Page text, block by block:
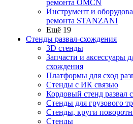
ремонта OMCN
Инструмент и
ремонта STANZANI
Ещё 19
Стенды развал-схождения
3D стенды
Запчасти и аксессуары
схождения
Платформы для сход
Стенды с ИК связью
Кордовый стенд развал
Стенды для грузового
Стенды, круги
Стенды